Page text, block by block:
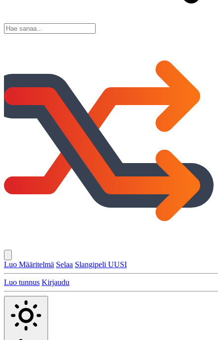
Luo Määritelmä Selaa Slangipeli UUSI
Luo tunnus Kirjaudu